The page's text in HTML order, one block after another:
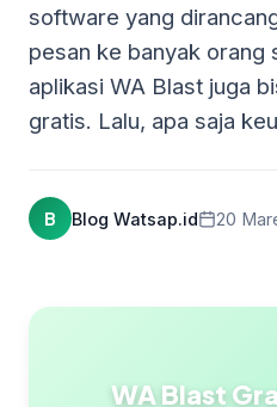
software yang
pesan ke banyak orang
aplikasi WA Blast juga
gratis. Lalu, apa saja
B Blog Watsap.id 20
WA Blast